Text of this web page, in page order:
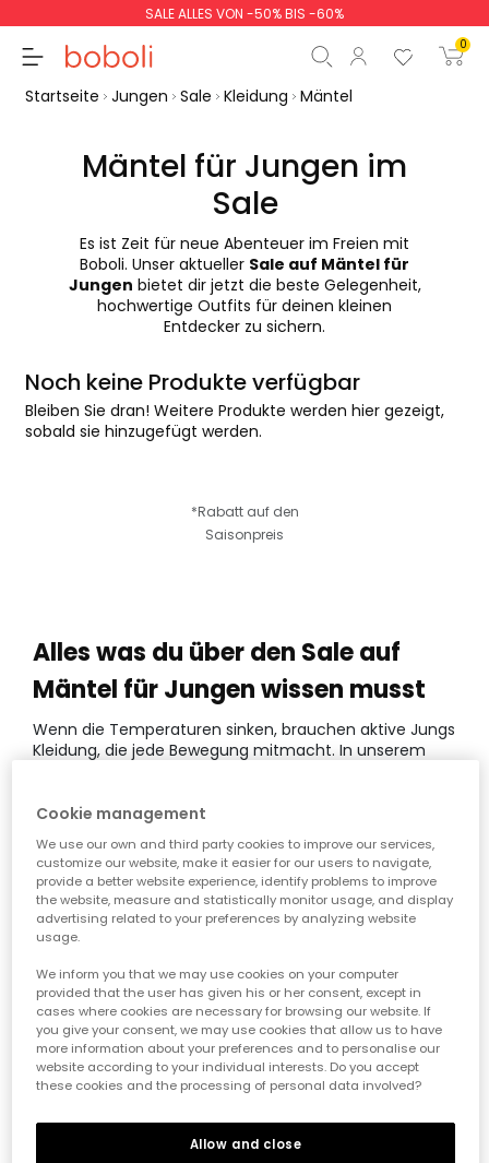
SALE ALLES VON -50% BIS -60%
0
Gesamtbetrag
weiter Start der Bestellung
Startseite Jungen Sale Kleidung Mäntel
Mäntel für Jungen im
Sale
Es ist Zeit für neue Abenteuer im Freien mit
Boboli. Unser aktueller Sale auf Mäntel für
Jungen bietet dir jetzt die beste Gelegenheit,
hochwertige Outfits für deinen kleinen
Entdecker zu sichern.
Noch keine Produkte verfügbar
Bleiben Sie dran! Weitere Produkte werden hier gezeigt,
sobald sie hinzugefügt werden.
*Rabatt auf den
Saisonpreis
Alles was du über den Sale auf
Mäntel für Jungen wissen musst
Wenn die Temperaturen sinken, brauchen aktive Jungs
Kleidung, die jede Bewegung mitmacht. In unserem
und eine erstklassige Verarbeitung für langlebige
unseren aktuellen Angeboten für die Garderobe deines
Kindes.
EIGENSCHAFTEN DER SALE AUF MÄNTEL FÜR
JUNGEN:
• Hochwertige Wintermäntel für Kinder:Diese
Modelle bieten maximale Wärmeisolierung bei
winterlichen Temperaturen und schützen zuverlässig
vor eisigem Wind bei jedem Ausflug.
• Gefütterte Parkas für Jungen:Als Experten wissen
wir, dass ein gutes Innenfutter entscheidend für den
Tragekomfort und die Wärmespeicherung an kalten
Cookie management
We use our own and third party cookies to improve our services,
customize our website, make it easier for our users to navigate,
provide a better website experience, identify problems to improve
the website, measure and statistically monitor usage, and display
advertising related to your preferences by analyzing website
usage.
We inform you that we may use cookies on your computer
provided that the user has given his or her consent, except in
cases where cookies are necessary for browsing our website. If
you give your consent, we may use cookies that allow us to have
more information about your preferences and to personalise our
website according to your individual interests. Do you accept
these cookies and the processing of personal data involved?
Allow and close